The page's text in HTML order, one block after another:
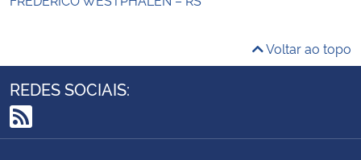
Voltar ao topo
REDES SOCIAIS:
RSS